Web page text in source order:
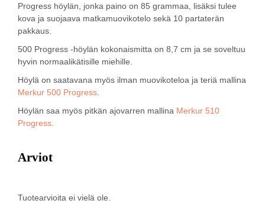
Progress höylän, jonka paino on 85 grammaa, lisäksi tulee
kova ja suojaava matkamuovikotelo sekä 10 partaterän
pakkaus.
500 Progress -höylän kokonaismitta on 8,7 cm ja se soveltuu
hyvin normaalikätisille miehille.
Höylä on saatavana myös ilman muovikoteloa ja teriä mallina
Merkur 500 Progress
Höylän saa myös pitkän ajovarren mallina Merkur 510
Progress
Arviot
Tuotearvioita ei vielä ole.